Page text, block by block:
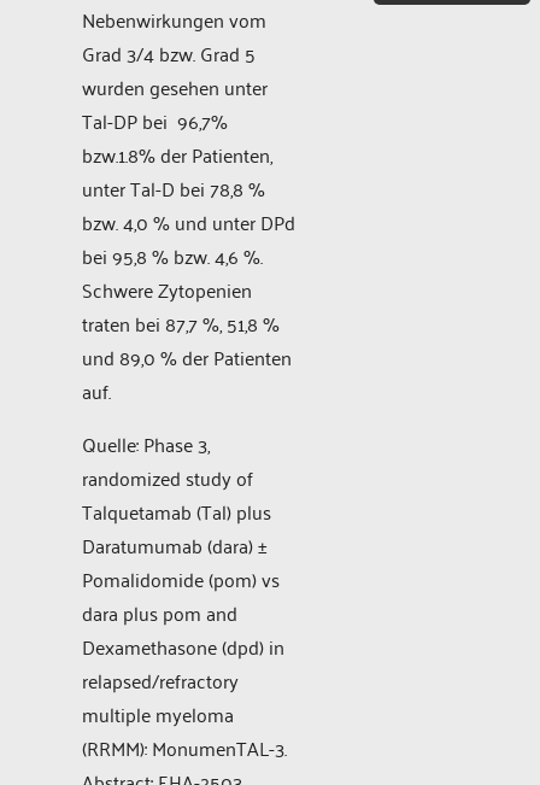
Nebenwirkungen vom
Grad 3/4 bzw. Grad 5
wurden gesehen unter
Tal-DP bei 96,7%
bzw.1.8% der Patienten,
unter Tal-D bei 78,8 %
bzw. 4,0 % und unter DPd
bei 95,8 % bzw. 4,6 %.
Schwere Zytopenien
traten bei 87,7 %, 51,8 %
und 89,0 % der Patienten
auf.
Quelle: Phase 3,
randomized study of
Talquetamab (Tal) plus
Daratumumab (dara) ±
Pomalidomide (pom) vs
dara plus pom and
Dexamethasone (dpd) in
relapsed/refractory
multiple myeloma
(RRMM): MonumenTAL-3.